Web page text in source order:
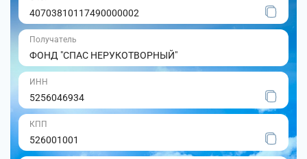
40703810117490000002
Получатель
ФОНД "СПАС НЕРУКОТВОРНЫЙ"
ИНН
5256046934
КПП
526001001